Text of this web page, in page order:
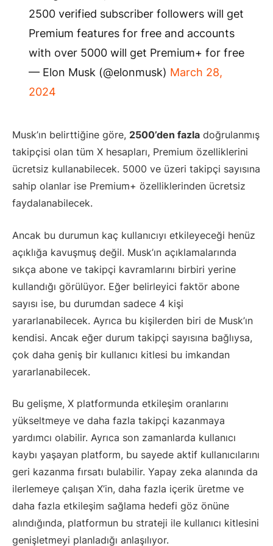
2500 verified subscriber followers will get
Premium features for free and accounts
with over 5000 will get Premium+ for free
— Elon Musk (@elonmusk) March 28,
2024
Musk’ın belirttiğine göre, 2500’den fazla doğrulanmış
takipçisi olan tüm X hesapları, Premium özelliklerini
ücretsiz kullanabilecek. 5000 ve üzeri takipçi sayısına
sahip olanlar ise Premium+ özelliklerinden ücretsiz
faydalanabilecek.
Ancak bu durumun kaç kullanıcıyı etkileyeceği henüz
açıklığa kavuşmuş değil. Musk’ın açıklamalarında
sıkça abone ve takipçi kavramlarını birbiri yerine
kullandığı görülüyor. Eğer belirleyici faktör abone
sayısı ise, bu durumdan sadece 4 kişi
yararlanabilecek. Ayrıca bu kişilerden biri de Musk’ın
kendisi. Ancak eğer durum takipçi sayısına bağlıysa,
çok daha geniş bir kullanıcı kitlesi bu imkandan
yararlanabilecek.
Bu gelişme, X platformunda etkileşim oranlarını
yükseltmeye ve daha fazla takipçi kazanmaya
yardımcı olabilir. Ayrıca son zamanlarda kullanıcı
kaybı yaşayan platform, bu sayede aktif kullanıcılarını
geri kazanma fırsatı bulabilir. Yapay zeka alanında da
ilerlemeye çalışan X’in, daha fazla içerik üretme ve
daha fazla etkileşim sağlama hedefi göz önüne
alındığında, platformun bu strateji ile kullanıcı kitlesini
genişletmeyi planladığı anlaşılıyor.